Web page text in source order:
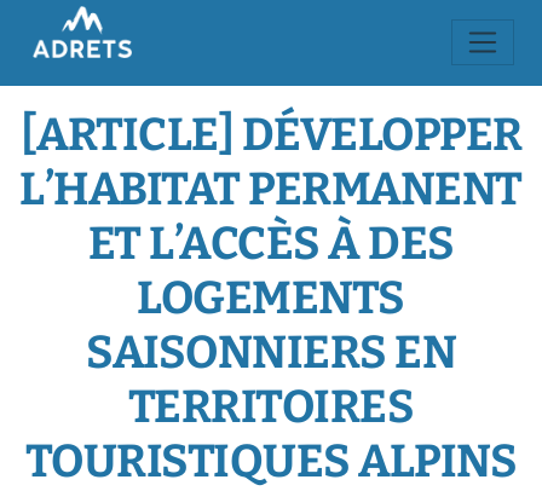
[ARTICLE] DÉVELOPPER
L’HABITAT PERMANENT
ET L’ACCÈS À DES
LOGEMENTS
SAISONNIERS EN
TERRITOIRES
TOURISTIQUES ALPINS